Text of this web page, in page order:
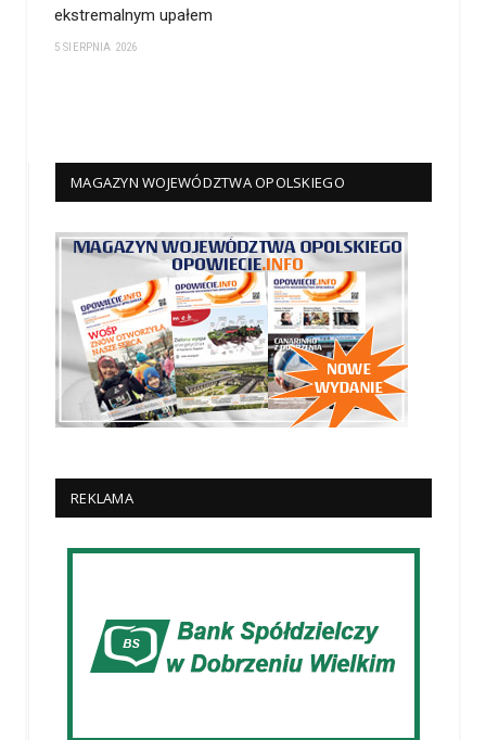
ekstremalnym upałem
5 SIERPNIA 2026
MAGAZYN WOJEWÓDZTWA OPOLSKIEGO
REKLAMA